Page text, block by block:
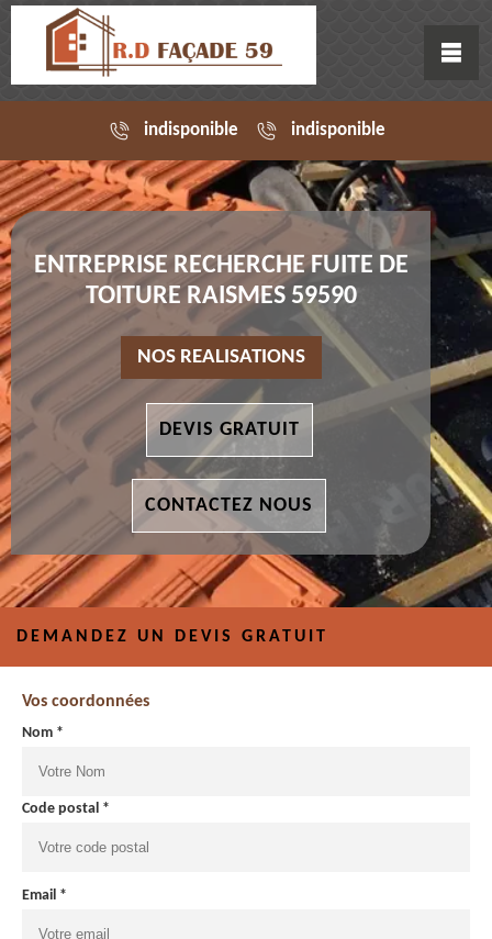
indisponible indisponible
ENTREPRISE RECHERCHE FUITE DE
TOITURE RAISMES 59590
NOS REALISATIONS
DEVIS GRATUIT
CONTACTEZ NOUS
DEMANDEZ UN DEVIS GRATUIT
Vos coordonnées
Nom *
Code postal *
Email *